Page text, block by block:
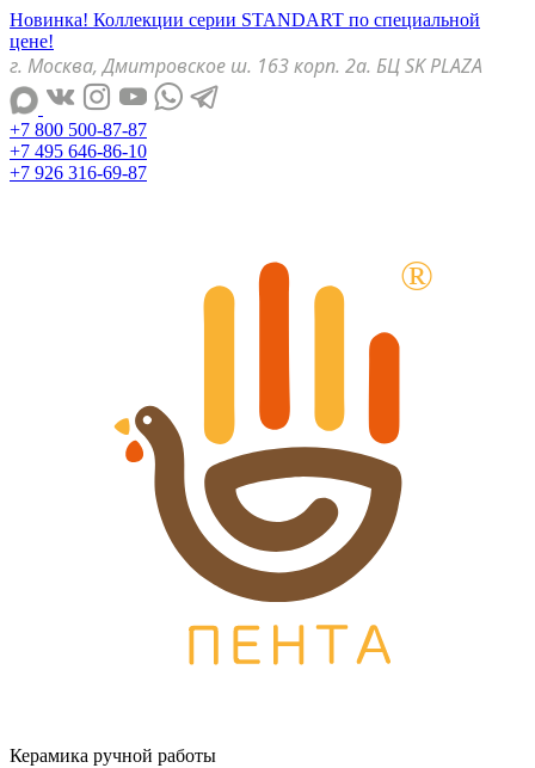
Новинка! Коллекции серии STANDART по специальной
цене!
г. Москва, Дмитровское ш. 163 корп. 2а. БЦ SK PLAZA
+7 800 500-87-87
+7 495 646-86-10
+7 926 316-69-87
Керамика ручной работы